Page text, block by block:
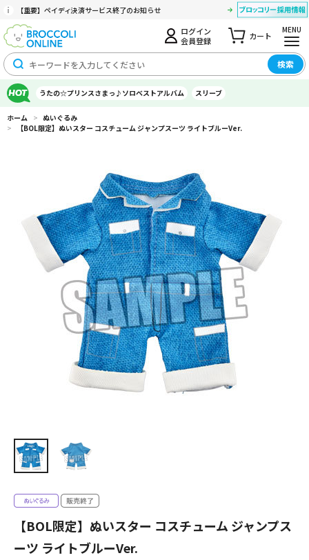
【重要】ペイディ決済サービス終了のお知らせ
ログイン
会員登録
カート
MENU
検索
うたの☆プリンスさまっ♪ソロベストアルバム スリーブ
ホーム > ぬいぐるみ
>
【BOL限定】ぬいスター コスチューム ジャンプスーツ ライトブルーVer.
【BOL限定】ぬいスター コスチューム ジャンプス
ーツ ライトブルーVer.